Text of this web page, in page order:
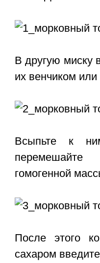
В другую миску
их венчиком
Всыпьте к
гомогенной
После этого
сахаром